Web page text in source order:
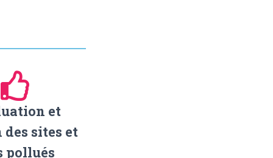
et
des sites et
pollués